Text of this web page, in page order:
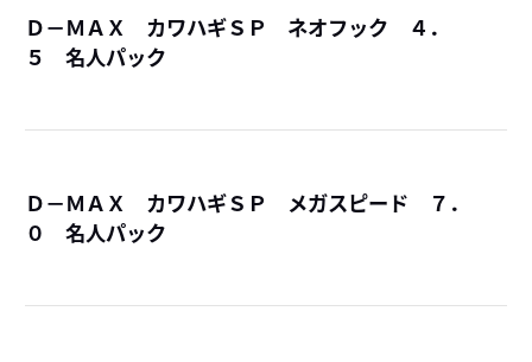
Ｄ－ＭＡＸ カワハギＳＰ ネオフック ４．
５ 名人パック
Ｄ－ＭＡＸ カワハギＳＰ メガスピード ７．
０ 名人パック